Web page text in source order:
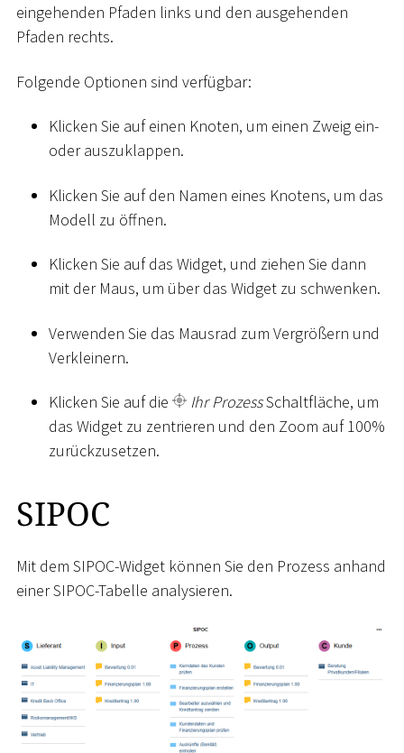
eingehenden Pfaden links und den ausgehenden
Pfaden rechts.
Folgende Optionen sind verfügbar:
Klicken Sie auf einen Knoten, um einen Zweig ein-
oder auszuklappen.
Klicken Sie auf den Namen eines Knotens, um das
Modell zu öffnen.
Klicken Sie auf das Widget, und ziehen Sie dann
mit der Maus, um über das Widget zu schwenken.
Verwenden Sie das Mausrad zum Vergrößern und
Verkleinern.
Klicken Sie auf die Ihr ProzessSchaltfläche, um
das Widget zu zentrieren und den Zoom auf 100%
zurückzusetzen.
SIPOC
Mit dem SIPOC-Widget können Sie den Prozess anhand
einer SIPOC-Tabelle analysieren.